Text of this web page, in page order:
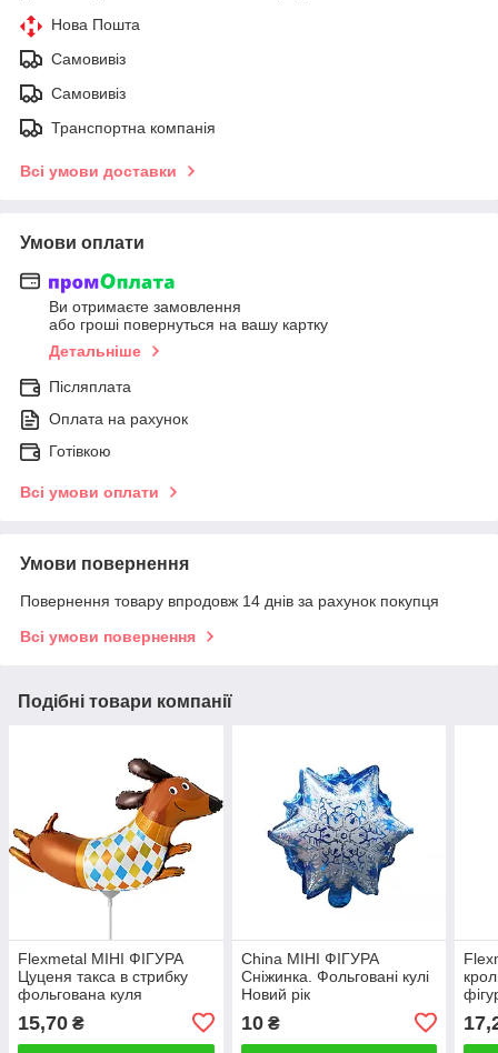
Нова Пошта
Самовивіз
Самовивіз
Транспортна компанія
Всі умови доставки
Умови оплати
Ви отримаєте замовлення
або гроші повернуться на вашу картку
Детальніше
Післяплата
Оплата на рахунок
Готівкою
Всі умови оплати
Умови повернення
Повернення товару впродовж 14 днів за рахунок покупця
Всі умови повернення
Подібні товари компанії
Flexmetal МІНІ ФІГУРА
Цуценя такса в стрибку
фольгована куля
15,70 ₴
China МІНІ ФІГУРА
Сніжинка. Фольговані кулі
Новий рік
10₴